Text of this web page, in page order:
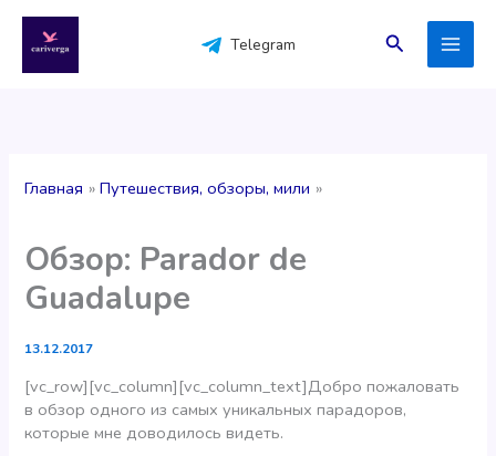
содержимому
Telegram Поиск
Главная Путешествия, обзоры, мили
Обзор: Parador de
Guadalupe
13.12.2017
[vc_row][vc_column][vc_column_text]Добро пожаловать
в обзор одного из самых уникальных парадоров,
которые мне доводилось видеть.